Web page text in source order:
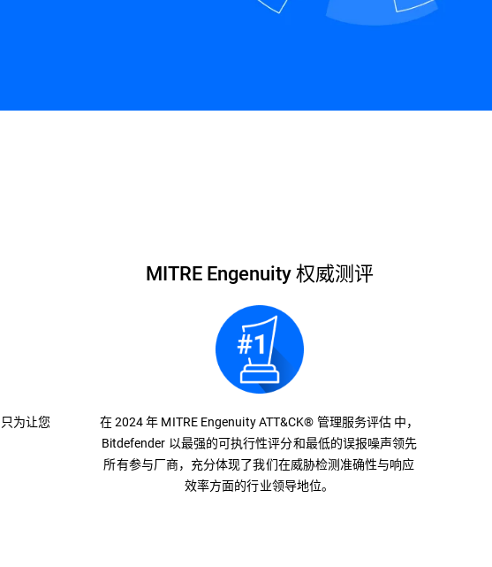
为让您
MITRE Engenuity 权威测评
在 2024 年 MITRE Engenuity ATT&CK® 管理服务评估 中，
Bitdefender 以最强的可执行性评分和最低的误报噪声领先
所有参与厂商，充分体现了我们在威胁检测准确性与响应
效率方面的行业领导地位。